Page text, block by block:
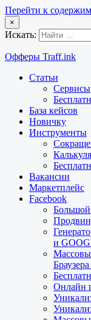
Перейти к
×
Искать:
Офферы Traff.ink
Статьи
Сервисы
База кейсов
Новичку
Инструменты
Вакансии
Маркетплейс
Facebook
и
Онлайн